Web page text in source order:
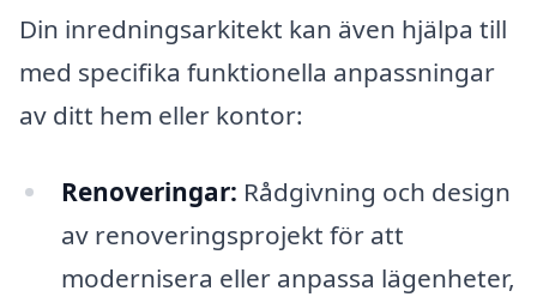
Din inredningsarkitekt kan även hjälpa till
med specifika funktionella anpassningar
av ditt hem eller kontor:
Renoveringar: Rådgivning och design
av renoveringsprojekt för att
modernisera eller anpassa lägenheter,